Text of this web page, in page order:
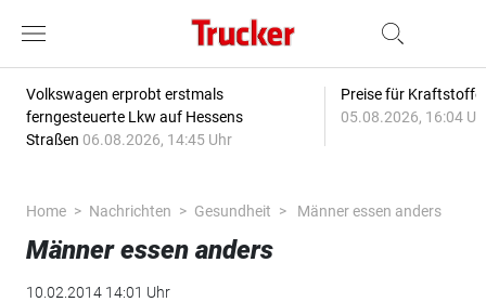
Volkswagen erprobt erstmals
ferngesteuerte Lkw auf Hessens
Straßen 06.08.2026, 14:45 Uhr
Preise für
05.08.2026, 16:04
Home Nachrichten Gesundheit Männer essen anders
Männer essen anders
10.02.2014 14:01 Uhr